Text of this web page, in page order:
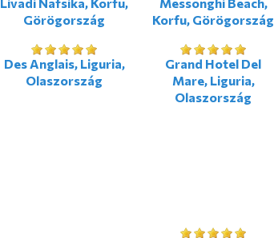
Görögország
Korfu, Görögország
Des Anglais, Liguria,
Olaszország
Grand Hotel Del
Mare, Liguria,
Olaszország